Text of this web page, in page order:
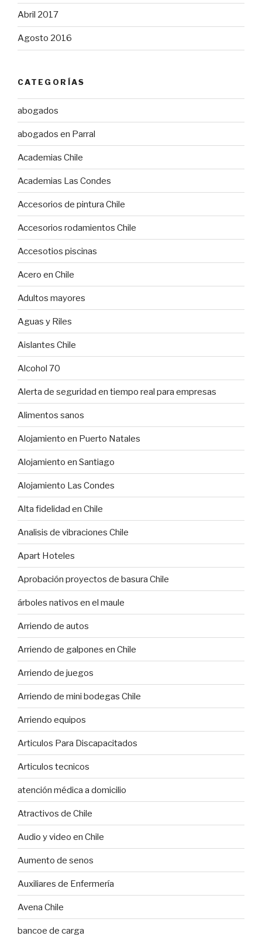
Abril 2017
Agosto 2016
CATEGORÍAS
abogados
abogados en Parral
Academias Chile
Academias Las Condes
Accesorios de pintura Chile
Accesorios rodamientos Chile
Accesotios piscinas
Acero en Chile
Adultos mayores
Aguas y Riles
Aislantes Chile
Alcohol 70
Alerta de seguridad en tiempo real para empresas
Alimentos sanos
Alojamiento en Puerto Natales
Alojamiento en Santiago
Alojamiento Las Condes
Alta fidelidad en Chile
Analisis de vibraciones Chile
Apart Hoteles
Aprobación proyectos de basura Chile
árboles nativos en el maule
Arriendo de autos
Arriendo de galpones en Chile
Arriendo de juegos
Arriendo de mini bodegas Chile
Arriendo equipos
Articulos Para Discapacitados
Articulos tecnicos
atención médica a domicilio
Atractivos de Chile
Audio y video en Chile
Aumento de senos
Auxiliares de Enfermería
Avena Chile
bancoe de carga